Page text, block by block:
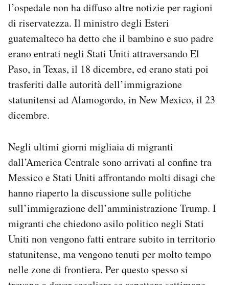
l’ospedale non ha diffuso altre notizie per ragioni
di riservatezza. Il ministro degli Esteri
guatemalteco ha detto che il bambino e suo padre
erano entrati negli Stati Uniti attraversando El
Paso, in Texas, il 18 dicembre, ed erano stati poi
trasferiti dalle autorità dell’immigrazione
statunitensi ad Alamogordo, in New Mexico, il 23
dicembre.
Negli ultimi giorni migliaia di migranti
dall’America Centrale sono arrivati al confine tra
Messico e Stati Uniti affrontando molti disagi che
hanno riaperto la discussione sulle politiche
sull’immigrazione dell’amministrazione Trump. I
migranti che chiedono asilo politico negli Stati
Uniti non vengono fatti entrare subito in territorio
statunitense, ma vengono tenuti per molto tempo
nelle zone di frontiera. Per questo spesso si